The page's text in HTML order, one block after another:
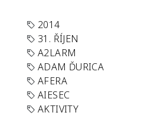
2014
31. ŘÍJEN
A2LARM
ADAM ĎURICA
AFERA
AIESEC
AKTIVITY